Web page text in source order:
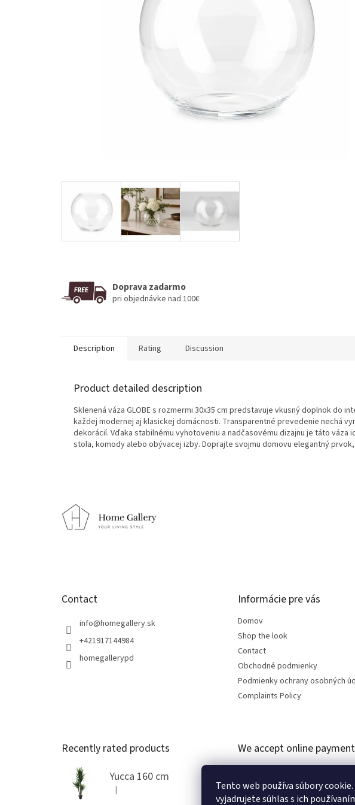
Tento web používa súbory
vyjadrujete súhlas s ich
Doprava zadarmo
pri objednávke nad 100€
Description Rating Discussion
Product detailed description
Sklenená váza GLOBE s rozmermi 30x35 cm predstavuje vkusný doplnok do
každej modernej aj klasickej domácnosti. Transparentné prevedenie nechá
dekorácií. Vďaka stabilnému vyhotoveniu a nadčasovému dizajnu je táto
stola, komody alebo obývacej izby. Doprajte svojmu domovu elegantný
Contact
info@homegallery.sk
+421917144984
homegallerypd
Informácie pre vás
Domov
Shop the look
Contact
Obchodné podmienky
Podmienky ochrany osobných
Complaints Policy
Recently rated products
Yucca 160 cm
The product rating is 5 out of 5 stars.
|
We accept online